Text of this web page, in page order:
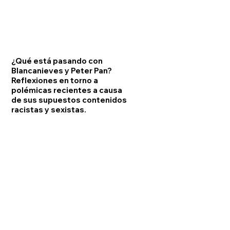
¿Qué está pasando con
Blancanieves y Peter Pan?
Reflexiones en torno a
polémicas recientes a causa
de sus supuestos contenidos
racistas y sexistas.